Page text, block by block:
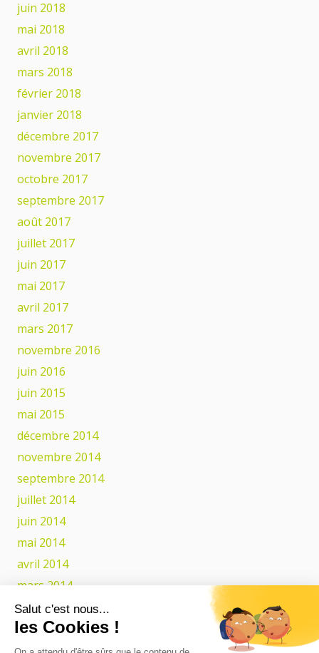
Salut c'est nous...
les Cookies !
juin 2018
mai 2018
avril 2018
mars 2018
février 2018
janvier 2018
décembre 2017
novembre 2017
octobre 2017
septembre 2017
août 2017
juillet 2017
juin 2017
mai 2017
avril 2017
mars 2017
novembre 2016
juin 2016
juin 2015
mai 2015
décembre 2014
novembre 2014
septembre 2014
juillet 2014
juin 2014
mai 2014
avril 2014
mars 2014
février 2014
Catégories